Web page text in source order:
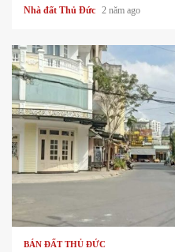
Nhà đất Thủ Đức 2 năm ago
BÁN ĐẤT THỦ ĐỨC